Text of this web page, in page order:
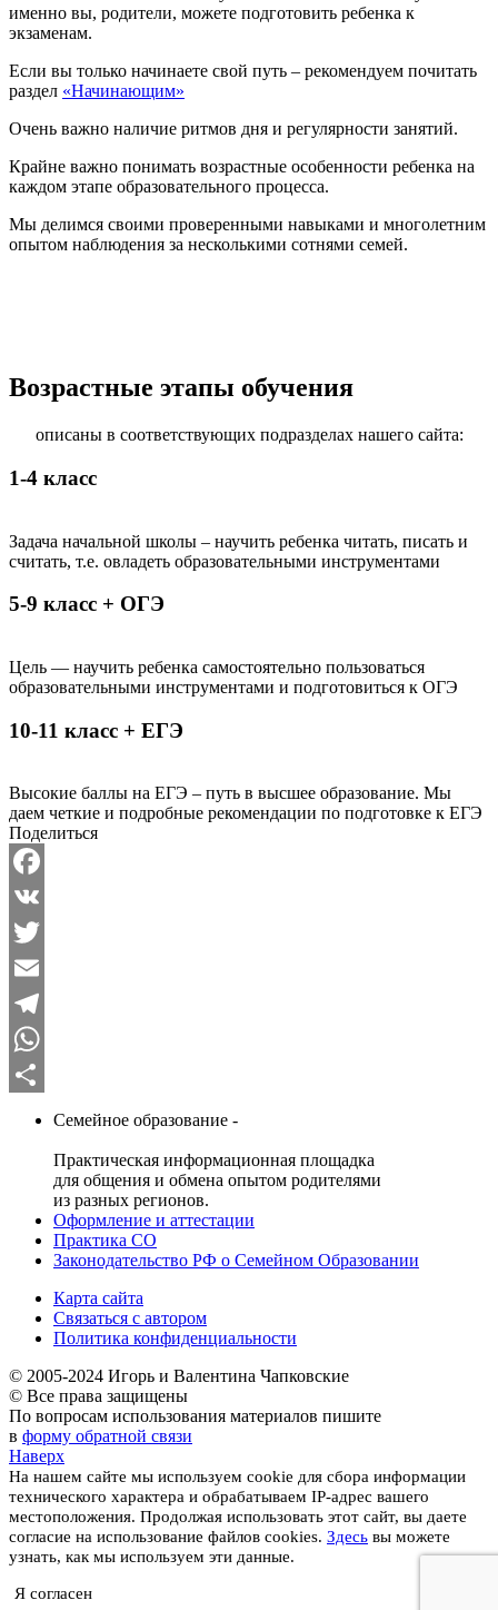
именно вы, родители, можете подготовить ребенка к
экзаменам.
Если вы только начинаете свой путь – рекомендуем почитать
раздел «Начинающим»
Очень важно наличие ритмов дня и регулярности занятий.
Крайне важно понимать возрастные особенности ребенка на
каждом этапе образовательного процесса.
Мы делимся своими проверенными навыками и многолетним
опытом наблюдения за несколькими сотнями семей.
Возрастные этапы обучения
описаны в соответствующих подразделах нашего сайта:
1-4 класс
Задача начальной школы – научить ребенка читать, писать и
считать, т.е. овладеть образовательными инструментами
5-9 класс + ОГЭ
Цель — научить ребенка самостоятельно пользоваться
образовательными инструментами и подготовиться к ОГЭ
10-11 класс + ЕГЭ
Высокие баллы на ЕГЭ – путь в высшее образование. Мы
даем четкие и подробные рекомендации по подготовке к ЕГЭ
Поделиться
Facebook
VK
Twitter
Email
Telegram
WhatsApp
Отправить
Семейное образование -
Практическая информационная площадка
для общения и обмена опытом родителями
из разных регионов.
Оформление и аттестации
Практика СО
Законодательство РФ о Семейном Образовании
Карта сайта
Связаться с автором
Политика конфиденциальности
© 2005-2024 Игорь и Валентина Чапковские
© Все права защищены
По вопросам использования материалов пишите
в форму обратной связи
Наверх
На нашем сайте мы используем cookie для сбора информации
технического характера и обрабатываем IP-адрес вашего
местоположения. Продолжая использовать этот сайт, вы даете
согласие на использование файлов cookies. Здесь вы можете
узнать, как мы используем эти данные.
Я согласен